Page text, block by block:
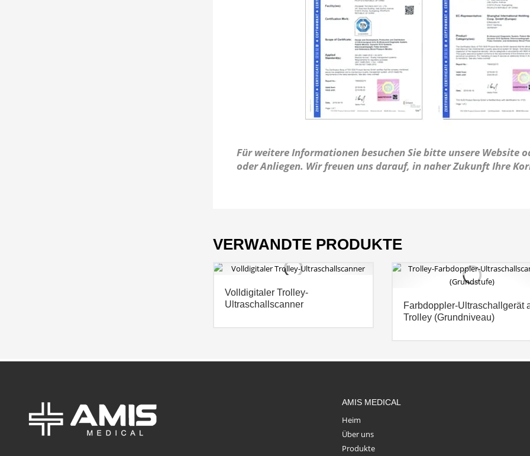
Für weitere Informationen besuchen Sie bitte unsere Website
oder Anliegen. Wir freuen uns darauf, in naher Zukunft Ihre
VERWANDTE PRODUKTE
Volldigitaler Trolley-
Ultraschallscanner
Farbdoppler-Ultraschallgerät
Trolley (Grundniveau)
AMIS MEDICAL
Heim
Über uns
Produkte